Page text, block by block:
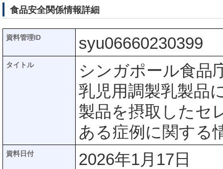
食品安全関係情報詳細
資料管理ID syu06660230399
タイトル
シンガポール食品
乳児用調製乳製品
製品を摂取したセ
ある症例に関する
資料日付 2026年1月17日